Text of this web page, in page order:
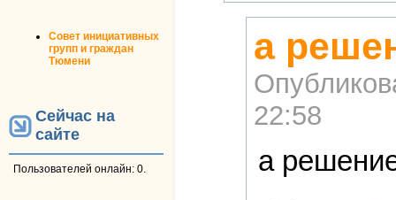
Совет инициативных
групп и граждан
Тюмени
Сейчас на
сайте
Пользователей онлайн: 0.
а
22:58
а